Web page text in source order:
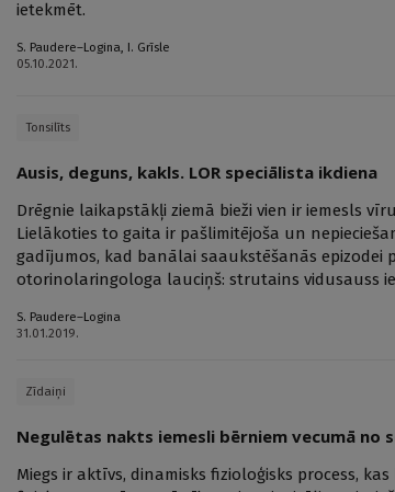
ietekmēt.
S. Paudere–Logina, I. Grīsle
05.10.2021.
Tonsilīts
Ausis, deguns, kakls. LOR speciālista ikdiena
Drēgnie laikapstākļi ziemā bieži vien ir iemesls
Lielākoties to gaita ir pašlimitējoša un
gadījumos, kad banālai saaukstēšanās epizodei
otorinolaringologa lauciņš: strutains vidusauss
S. Paudere–Logina
31.01.2019.
Zīdaiņi
Negulētas nakts iemesli bērniem vecumā no
Miegs ir aktīvs, dinamisks fizioloģisks process,